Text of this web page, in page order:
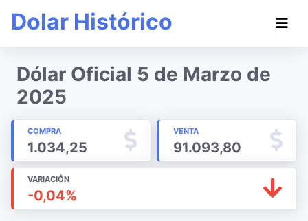
Dolar Histórico
Dólar Oficial 5 de Marzo de
2025
COMPRA
1.034,25
VENTA
91.093,80
VARIACIÓN
-0,04%